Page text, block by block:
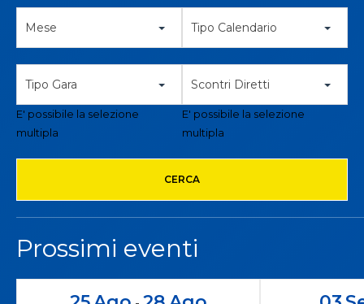
Mese Tipo Calendario
Tipo Gara
E' possibile la selezione
multipla
Scontri Diretti
E' possibile la selezione
multipla
CERCA
Prossimi eventi